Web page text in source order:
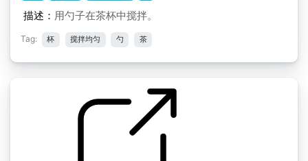
描述： 用勺子在茶杯中搅拌。
Tag: 杯 搅拌均匀 勺 茶